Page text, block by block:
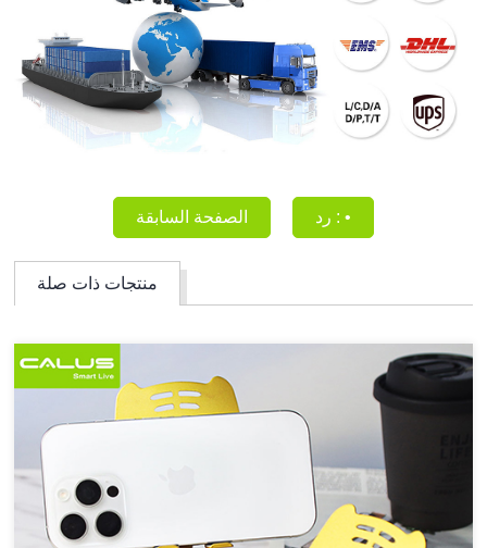
الصفحة السابقة رد : •
منتجات ذات صلة